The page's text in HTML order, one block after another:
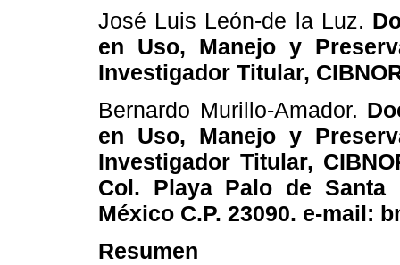
José Luis León-de la Luz.
en Uso, Manejo y
Investigador Titular,
Bernardo Murillo-Amador.
en Uso, Manejo y
Investigador Titular,
Col. Playa Palo de
México C.P. 23090. e-mail:
Resumen